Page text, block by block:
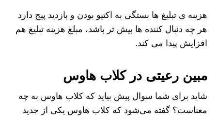
هزینه ی تبلیغ ها بستگی به اکتیو بودن و بازدید پیج دارد
هر چه دنبال کننده ها بیش تر باشد، مبلغ هزینه تبلیغ هم
افزایش پیدا می کند.
مبین رعیتی در کلاب هاوس
شاید برای شما سوال پیش بیاید که کلاب هاوس به چه
معناست؟ گفته می‌شود که کلاب هاوس یکی از جدید